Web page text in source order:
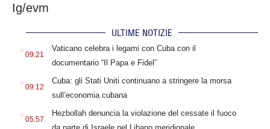
Ig/evm
ULTIME NOTIZIE
. 09:21
Vaticano celebra i legami con Cuba con il
documentario “Il Papa e Fidel”
. 09:12
Cuba: gli Stati Uniti continuano a stringere la morsa
sull’economia cubana
. 05:57
Hezbollah denuncia la violazione del cessate il fuoco